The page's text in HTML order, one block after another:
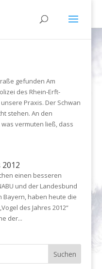
gefunden Am
des Rhein-Erft-
Praxis. Der Schwan
stehen. An den
vermuten ließ, dass
einen besseren
und der Landesbund
Bayern, haben heute die
des Jahres 2012“
der...